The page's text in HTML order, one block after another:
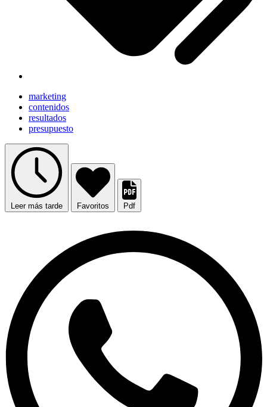
marketing
contenidos
resultados
presupuesto
Leer más tarde Favoritos Pdf